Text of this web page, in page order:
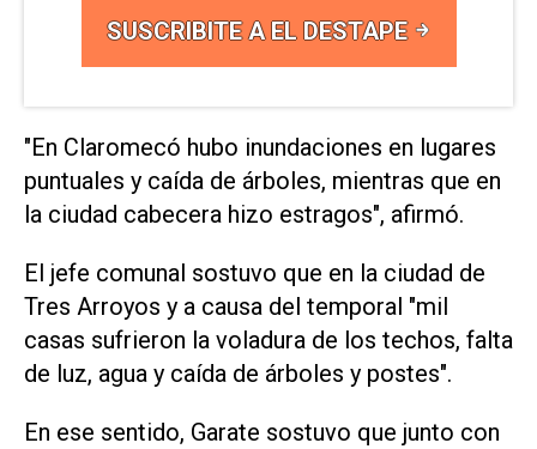
SUSCRIBITE A EL DESTAPE
"En Claromecó hubo inundaciones en lugares
puntuales y caída de árboles, mientras que en
la ciudad cabecera hizo estragos", afirmó.
El jefe comunal sostuvo que en la ciudad de
Tres Arroyos y a causa del temporal "mil
casas sufrieron la voladura de los techos, falta
de luz, agua y caída de árboles y postes".
En ese sentido, Garate sostuvo que junto con